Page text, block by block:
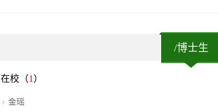
/博士生
在校（1 ）
金瑶